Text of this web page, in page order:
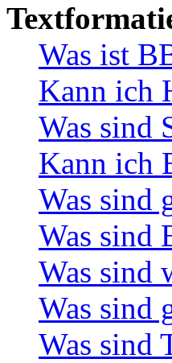
Was ist
Kann ich
Was sind
Kann ich
Was sind
Was sind
Was sind
Was sind
Was sind